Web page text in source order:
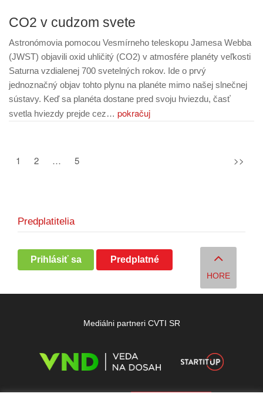
CO2 v cudzom svete
Astronómovia pomocou Vesmírneho teleskopu Jamesa Webba
(JWST) objavili oxid uhličitý (CO2) v atmosfére planéty veľkosti
Saturna vzdialenej 700 svetelných rokov. Ide o prvý
jednoznačný objav tohto plynu na planéte mimo našej slnečnej
sústavy. Keď sa planéta dostane pred svoju hviezdu, časť
svetla hviezdy prejde cez… pokračuj
1 2 … 5 >>
Predplatitelia
Prihlásiť sa Predplatné
HORE
Mediálni partneri CVTI SR